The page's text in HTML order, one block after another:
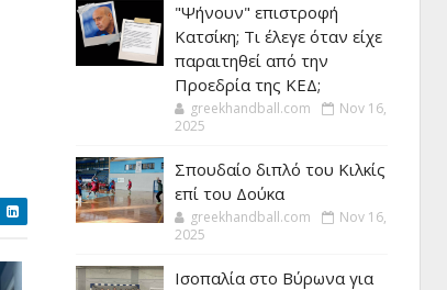
"Ψήνουν" επιστροφή
Κατσίκη; Τι έλεγε όταν είχε
παραιτηθεί από την
Προεδρία της ΚΕΔ;
greekhandball.com
Nov 16,
2025
Σπουδαίο διπλό του Κιλκίς
επί του Δούκα
greekhandball.com
Nov 16,
2025
Ισοπαλία στο Βύρωνα για